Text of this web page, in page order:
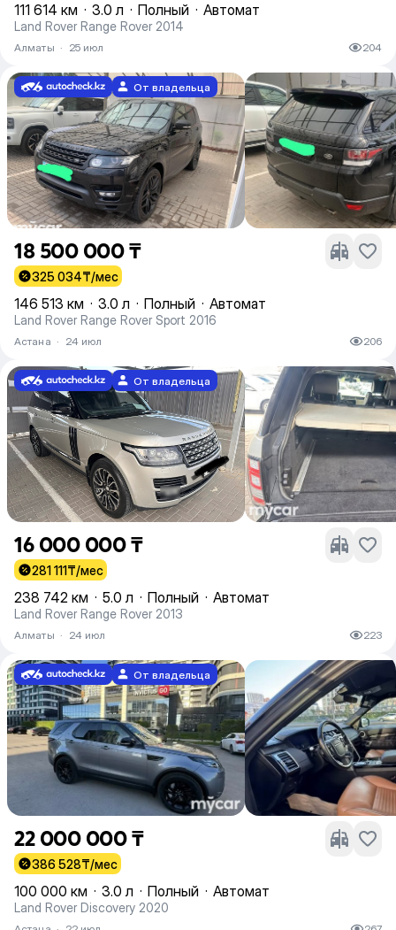
111 614 км · 3.0 л · Полный · Автомат
Land Rover Range Rover 2014
Алматы · 25 июл 204
От владельца
18 500 000 ₸
325 034₸/мес
146 513 км · 3.0 л · Полный · Автомат
Land Rover Range Rover Sport 2016
Астана · 24 июл 206
От владельца
16 000 000 ₸
281 111₸/мес
238 742 км · 5.0 л · Полный · Автомат
Land Rover Range Rover 2013
Алматы · 24 июл 223
От владельца
22 000 000 ₸
386 528₸/мес
100 000 км · 3.0 л · Полный · Автомат
Land Rover Discovery 2020